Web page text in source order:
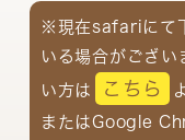
※現在safariにて
いる場合がござ
い方は こちら
またはGoogle